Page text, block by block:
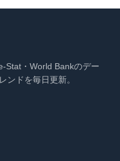
Stat・World Bankのデー
ンドを毎日更新。